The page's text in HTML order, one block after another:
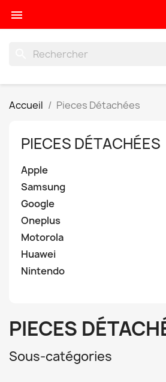

Accueil Pieces Détachées
PIECES DÉTACHÉES
Apple
Samsung
Google
Oneplus
Motorola
Huawei
Nintendo
PIECES
Sous-catégories